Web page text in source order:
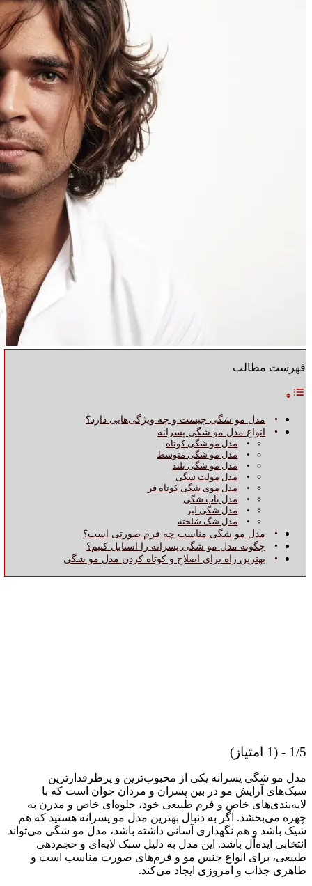
فهرست مطالب
مدل مو شگی چیست و چه ویژگی‌هایی دارد؟
انواع مدل مو شگی پسرانه
مدل مو شگی کوتاه
مدل مو شگی متوسط
مدل مو شگی بلند
مدل مولت شگی
مدل موی شگی کوتاه فر
مدل باب شگی
مدل شگی لیر
مدل شگ شلخته
مدل مو شگی مناسب چه فرم صورتی است؟
چگونه مدل مو شگی پسرانه را استایل کنیم؟
بهترین راه برای اصلاح و کوتاه کردن مدل مو شگی
1/5 - (1 امتیاز)
مدل مو شگی پسرانه یکی از محبوب‌ترین و پرطرفدارترین
سبک‌های آرایش مو در بین پسران و مردان جوان است که با
لایه‌بندی‌های خاص و فرم طبیعی خود، جلوه‌ای خاص و مدرن به
چهره می‌بخشد. اگر به دنبال بهترین مدل مو پسرانه هستید که هم
شیک باشد و هم نگهداری آسانی داشته باشد، مدل مو شگی می‌تواند
انتخابی ایده‌آل باشد. این مدل به دلیل سبک لایه‌ای و حجم‌دهی
طبیعی، برای انواع جنس مو و فرم‌های صورت مناسب است و
ظاهری جذاب و امروزی ایجاد می‌کند.